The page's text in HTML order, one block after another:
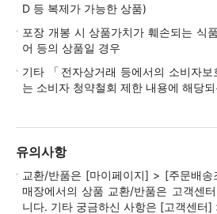
D 등 복제가 가능한 상품)
포장 개봉 시 상품가치가 훼손되는 식
어 등의 상품일 경우
기타 「전자상거래 등에서의 소비자
는 소비자 청약철회 제한 내용에 해당
유의사항
교환/반품은 [마이페이지] > [주문배송
매장에서의 상품 교환/반품은 고객센
니다. 기타 궁금하신 사항은 [고객센터